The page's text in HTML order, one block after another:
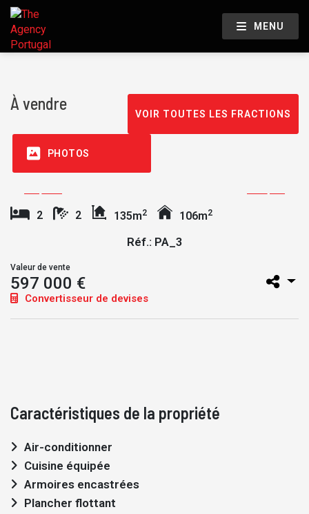
MENU
À vendre
VOIR TOUTES LES FRACTIONS
PHOTOS
2 2 135m2 106m2
Réf.: PA_3
Valeur de vente
597 000 €
Convertisseur de devises
Caractéristiques de la propriété
Air-conditionner
Cuisine équipée
Armoires encastrées
Plancher flottant